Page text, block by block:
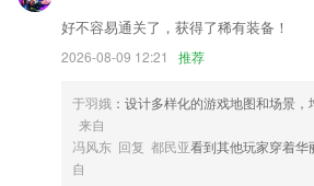
好不容易通关了，获得了稀有装备！
2026-08-09 12:21 推荐
于羽娥 ：设计多样化的游戏地图和场景，
来自
冯风东 回复 都民亚看到其他玩家穿着
自